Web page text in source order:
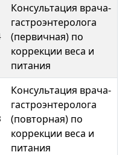
Консультация врача-
гастроэнтеролога
(первичная) по
коррекции веса и
питания
Консультация врача-
гастроэнтеролога
(повторная) по
коррекции веса и
питания